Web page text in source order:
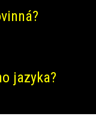
jazyka?